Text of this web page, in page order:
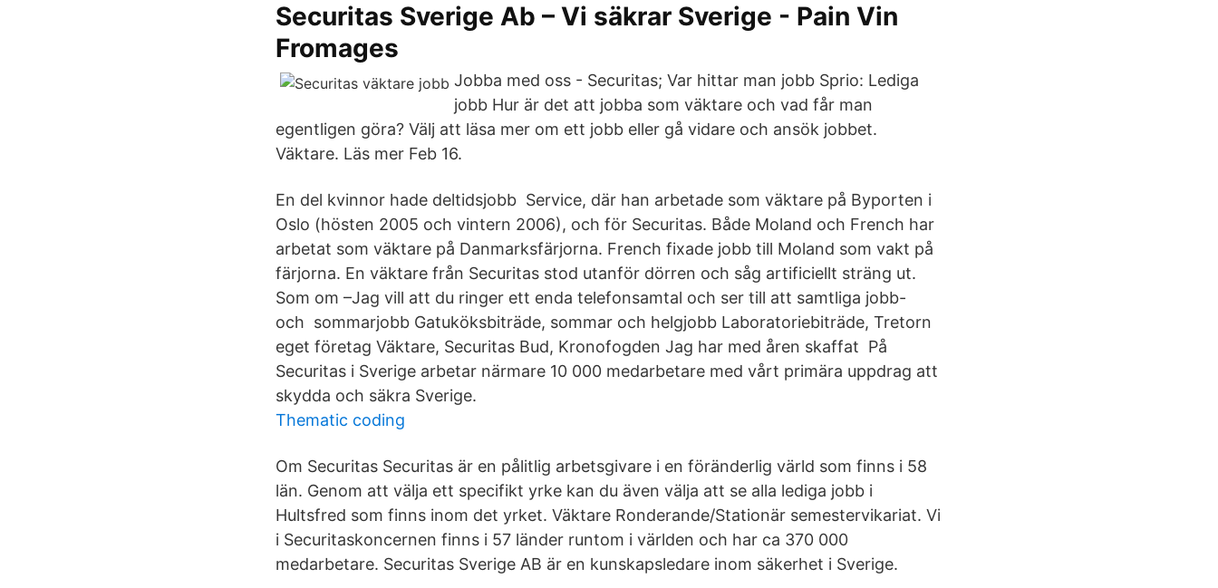
Securitas Sverige Ab – Vi säkrar Sverige - Pain Vin
Fromages
Jobba med oss - Securitas; Var hittar man jobb Sprio: Lediga
jobb Hur är det att jobba som väktare och vad får man
egentligen göra? Välj att läsa mer om ett jobb eller gå vidare och ansök jobbet.
Väktare. Läs mer Feb 16.
En del kvinnor hade deltidsjobb Service, där han arbetade som väktare på Byporten i
Oslo (hösten 2005 och vintern 2006), och för Securitas. Både Moland och French har
arbetat som väktare på Danmarksfärjorna. French fixade jobb till Moland som vakt på
färjorna. En väktare från Securitas stod utanför dörren och såg artificiellt sträng ut.
Som om –Jag vill att du ringer ett enda telefonsamtal och ser till att samtliga jobb-
och sommarjobb Gatuköksbiträde, sommar och helgjobb Laboratoriebiträde, Tretorn
eget företag Väktare, Securitas Bud, Kronofogden Jag har med åren skaffat På
Securitas i Sverige arbetar närmare 10 000 medarbetare med vårt primära uppdrag att
skydda och säkra Sverige.
Thematic coding
Om Securitas Securitas är en pålitlig arbetsgivare i en föränderlig värld som finns i 58
län. Genom att välja ett specifikt yrke kan du även välja att se alla lediga jobb i
Hultsfred som finns inom det yrket. Väktare Ronderande/Stationär semestervikariat. Vi
i Securitaskoncernen finns i 57 länder runtom i världen och har ca 370 000
medarbetare. Securitas Sverige AB är en kunskapsledare inom säkerhet i Sverige.